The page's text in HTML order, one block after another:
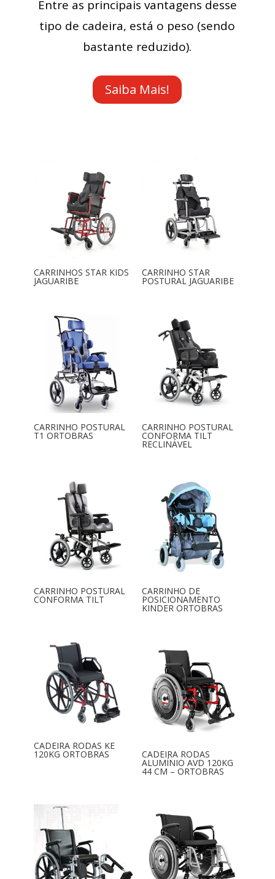
Entre as principais vantagens desse
tipo de cadeira, está o peso (sendo
bastante reduzido).
Saiba Mais!
CARRINHOS STAR KIDS
JAGUARIBE
CARRINHO STAR
POSTURAL JAGUARIBE
CARRINHO POSTURAL
T1 ORTOBRAS
CARRINHO POSTURAL
CONFORMA TILT
RECLINÁVEL
CARRINHO POSTURAL
CONFORMA TILT
CARRINHO DE
POSICIONAMENTO
KINDER ORTOBRAS
CADEIRA RODAS KE
120KG ORTOBRAS CADEIRA RODAS
ALUMÍNIO AVD 120KG
44 CM – ORTOBRAS